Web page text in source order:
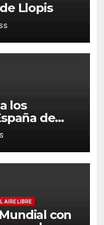
Llopis
los
de
del
AIRE LIBRE
con